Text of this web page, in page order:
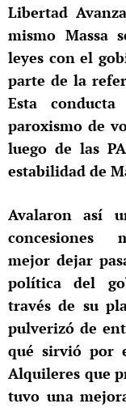
Libertad
mismo Massa
leyes con el
parte de la
Esta
paroxismo de
luego de las
estabilidad de
Avalaron así
concesiones
mejor dejar
política del
través de su
pulverizó de
qué sirvió por
Alquileres que
tuvo una